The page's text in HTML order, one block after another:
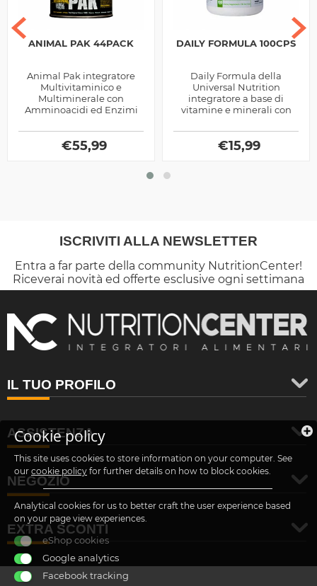
ANIMAL PAK 44PACK
Animal Pak integratore
Multivitaminico e
Multiminerale con
Amminoacidi ed Enzimi
Universal Nutrition, ottimo
per chi pratica sport
€55,99
DAILY FORMULA 100CPS
Daily Formula della
Universal Nutrition
integratore a base di
vitamine e minerali con
vegetali, utile per favorire i
numerosi processi...
€15,99
ISCRIVITI ALLA NEWSLETTER
Entra a far parte della community NutritionCenter!
Riceverai novità ed offerte esclusive ogni settimana
IL TUO PROFILO
ASSISTENZA
NEGOZIO
EXTRA SCONTI
Cookie policy
This site uses cookies to store information on your computer. See
our cookie policy for further details on how to block cookies.
Analytical cookies for us to better craft the user experience based
on your page view experiences.
eShop cookies
Google analytics
Facebook tracking